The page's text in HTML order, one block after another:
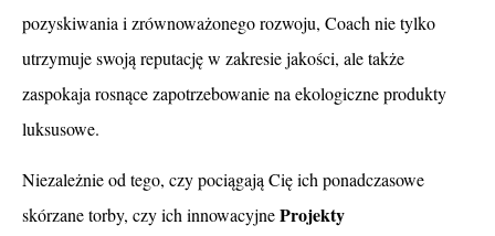
pozyskiwania i zrównoważonego rozwoju, Coach nie tylko
utrzymuje swoją reputację w zakresie jakości, ale także
zaspokaja rosnące zapotrzebowanie na ekologiczne produkty
luksusowe.
Niezależnie od tego, czy pociągają Cię ich ponadczasowe
skórzane torby, czy ich innowacyjneProjekty